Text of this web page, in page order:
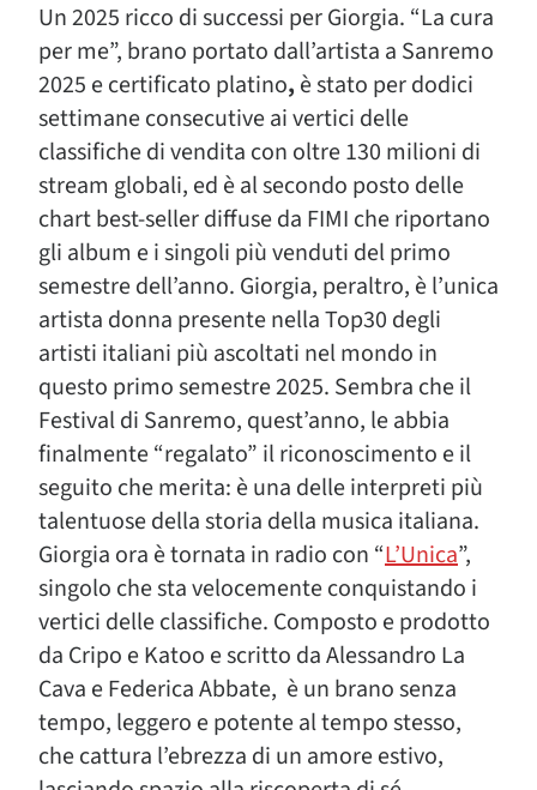
Un 2025 ricco di successi per Giorgia. “La cura
per me”, brano portato dall’artista a Sanremo
2025 e certificato platino, è stato per dodici
settimane consecutive ai vertici delle
classifiche di vendita con oltre 130 milioni di
stream globali, ed è al secondo posto delle
chart best-seller diffuse da FIMI che riportano
gli album e i singoli più venduti del primo
semestre dell’anno. Giorgia, peraltro, è l’unica
artista donna presente nella Top30 degli
artisti italiani più ascoltati nel mondo in
questo primo semestre 2025. Sembra che il
Festival di Sanremo, quest’anno, le abbia
finalmente “regalato” il riconoscimento e il
seguito che merita: è una delle interpreti più
talentuose della storia della musica italiana.
Giorgia ora è tornata in radio con “L’Unica”,
singolo che sta velocemente conquistando i
vertici delle classifiche. Composto e prodotto
da Cripo e Katoo e scritto da Alessandro La
Cava e Federica Abbate, è un brano senza
tempo, leggero e potente al tempo stesso,
che cattura l’ebrezza di un amore estivo,